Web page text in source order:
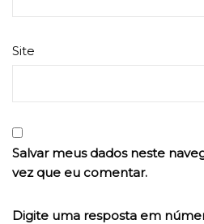
Site
Salvar meus dados neste
vez que eu comentar.
Digite uma resposta em